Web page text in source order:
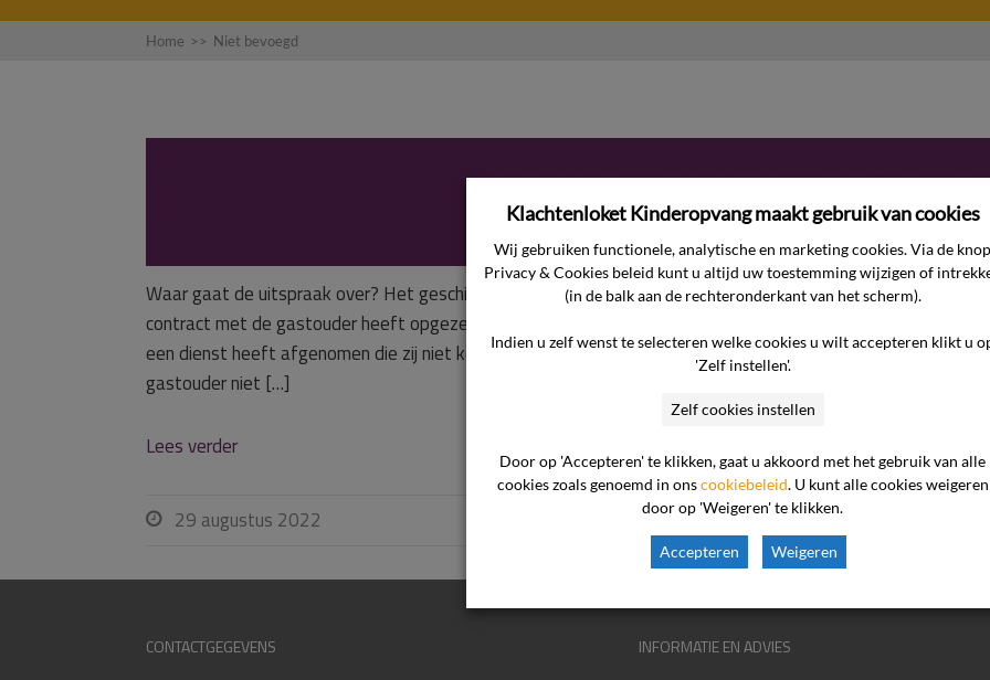
Home >> Niet bevoegd
Commissie niet bevoegd om over
met gastouder te oordelen
Waar gaat de uitspraak over? Het geschil betreft een conflict met de gastouder, waarna de consument het
contract met de gastouder heeft opgezegd. De ondernemer stelt dat het geschil neer komt dat de
een dienst heeft afgenomen die zij niet kon betalen, daarmee voor financiële nood zorgde bij de gastouder
gastouder niet […]
Lees verder
 29 augustus 2022
CONTACTGEGEVENS INFORMATIE EN ADVIES
Klachtenloket Kinderopvang maakt gebruik van cookies
Wij gebruiken functionele, analytische en marketing cookies. Via de knop
Privacy & Cookies beleid kunt u altijd uw toestemming wijzigen of
(in de balk aan de rechteronderkant van het scherm).
Indien u zelf wenst te selecteren welke cookies u wilt accepteren klikt u
'Zelf instellen'.
Zelf cookies instellen
Door op 'Accepteren' te klikken, gaat u akkoord met het gebruik van alle
cookies zoals genoemd in onscookiebeleid. U kunt alle cookies weigeren
door op 'Weigeren' te klikken.
Accepteren Weigeren